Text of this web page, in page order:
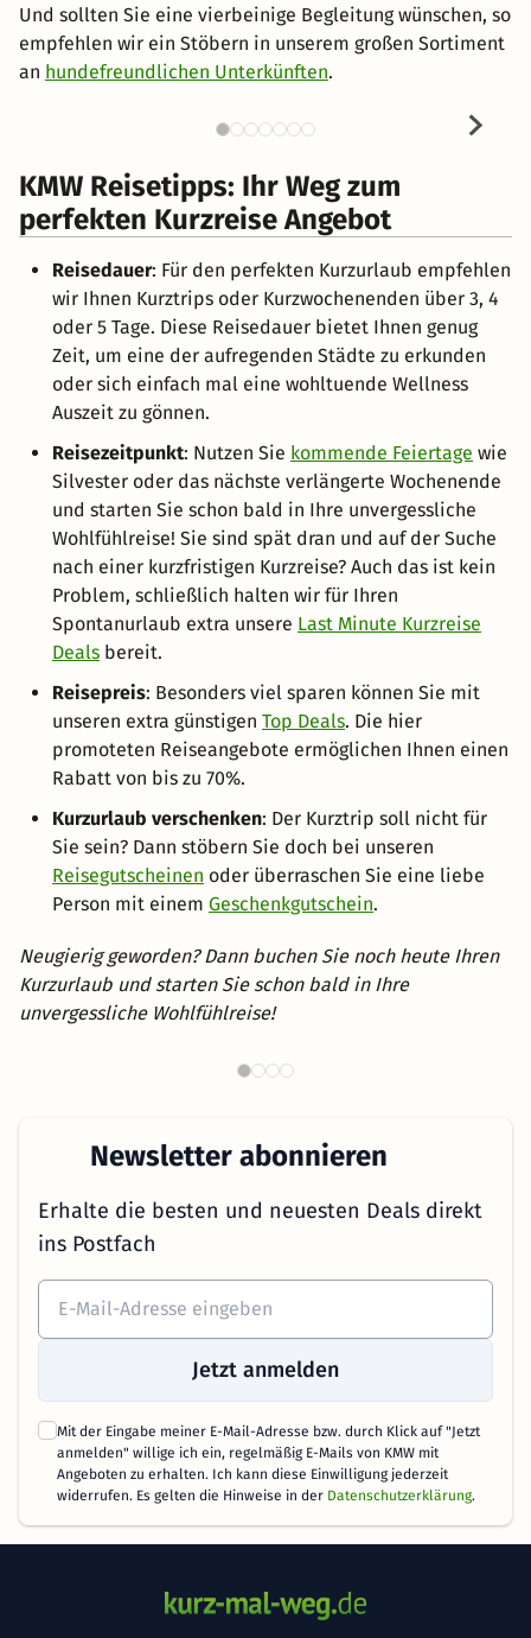
Und sollten Sie eine vierbeinige Begleitung wünschen, so
empfehlen wir ein Stöbern in unserem großen Sortiment
an hundefreundlichen Unterkünften.
KMW Reisetipps: Ihr Weg zum
perfekten Kurzreise Angebot
Reisedauer: Für den perfekten Kurzurlaub empfehlen
wir Ihnen Kurztrips oder Kurzwochenenden über 3, 4
oder 5 Tage. Diese Reisedauer bietet Ihnen genug
Zeit, um eine der aufregenden Städte zu erkunden
oder sich einfach mal eine wohltuende Wellness
Auszeit zu gönnen.
Reisezeitpunkt: Nutzen Sie kommende Feiertage wie
Silvester oder das nächste verlängerte Wochenende
und starten Sie schon bald in Ihre unvergessliche
Wohlfühlreise! Sie sind spät dran und auf der Suche
nach einer kurzfristigen Kurzreise? Auch das ist kein
Problem, schließlich halten wir für Ihren
Spontanurlaub extra unsere Last Minute Kurzreise
Deals bereit.
Reisepreis: Besonders viel sparen können Sie mit
unseren extra günstigen Top Deals. Die hier
promoteten Reiseangebote ermöglichen Ihnen einen
Rabatt von bis zu 70%.
Kurzurlaub verschenken: Der Kurztrip soll nicht für
Sie sein? Dann stöbern Sie doch bei unseren
Reisegutscheinen oder überraschen Sie eine liebe
Person mit einem Geschenkgutschein.
Neugierig geworden? Dann buchen Sie noch heute Ihren
Kurzurlaub und starten Sie schon bald in Ihre
unvergessliche Wohlfühlreise!
Newsletter abonnieren
Erhalte die besten und neuesten Deals direkt
ins Postfach
Jetzt anmelden
Mit der Eingabe meiner E-Mail-Adresse bzw. durch Klick auf "Jetzt
anmelden" willige ich ein, regelmäßig E-Mails von KMW mit
Angeboten zu erhalten. Ich kann diese Einwilligung jederzeit
widerrufen. Es gelten die Hinweise in der Datenschutzerklärung.